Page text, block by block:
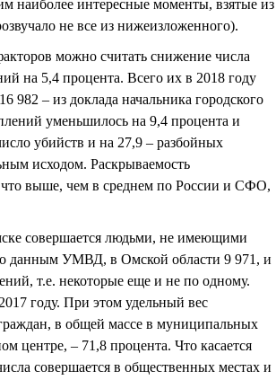
наиболее интересные моменты, взятые из
не все из нижеизложенного).
можно считать снижение числа
на 5,4 процента. Всего их в 2018 году
982 – из доклада начальника городского
уменьшилось на 9,4 процента и
убийств и на 27,9 – разбойных
исходом. Раскрываемость
что выше, чем в среднем по России и СФО,
совершается людьми, не имеющими
данным УМВД, в Омской области 9 971, и
т.е. некоторые еще и не по одному.
году. При этом удельный вес
в общей массе в муниципальных
центре, – 71,8 процента. Что касается
совершается в общественных местах и